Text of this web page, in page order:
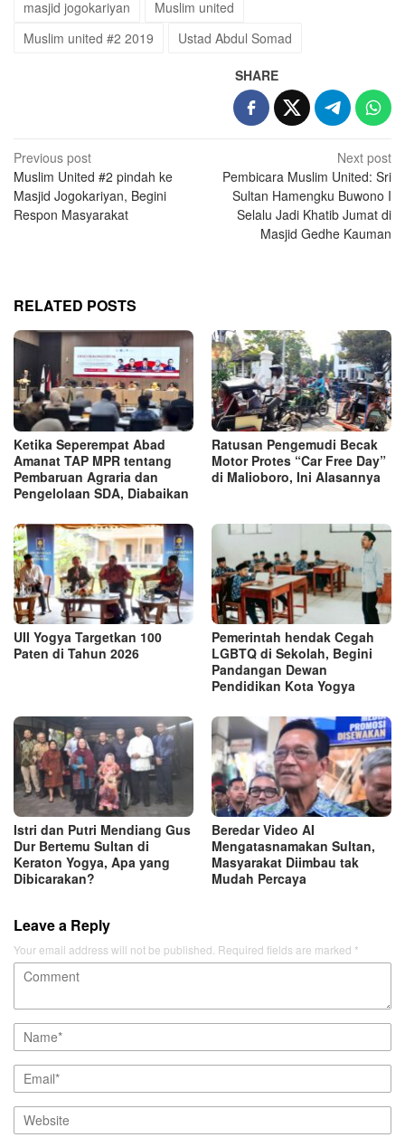
masjid jogokariyan
Muslim united
Muslim united #2 2019
Ustad Abdul Somad
SHARE
Post
navigation
Previous post
Muslim United #2 pindah ke
Masjid Jogokariyan, Begini
Respon Masyarakat
Next post
Pembicara Muslim United: Sri
Sultan Hamengku Buwono I
Selalu Jadi Khatib Jumat di
Masjid Gedhe Kauman
RELATED POSTS
Ketika Seperempat Abad
Amanat TAP MPR tentang
Pembaruan Agraria dan
Pengelolaan SDA, Diabaikan
Ratusan Pengemudi Becak
Motor Protes “Car Free Day”
di Malioboro, Ini Alasannya
UII Yogya Targetkan 100
Paten di Tahun 2026
Pemerintah hendak Cegah
LGBTQ di Sekolah, Begini
Pandangan Dewan
Pendidikan Kota Yogya
Istri dan Putri Mendiang Gus
Dur Bertemu Sultan di
Keraton Yogya, Apa yang
Dibicarakan?
Beredar Video AI
Mengatasnamakan Sultan,
Masyarakat Diimbau tak
Mudah Percaya
Leave a Reply
Your email address will not be published. Required fields are marked *